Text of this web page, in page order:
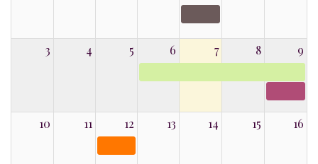
3 4 5 6 7 8 9
10 11 12 13 14 15 16